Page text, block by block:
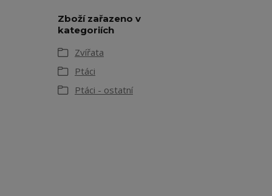
Zboží zařazeno v
kategoriích
Zvířata
Ptáci
Ptáci - ostatní